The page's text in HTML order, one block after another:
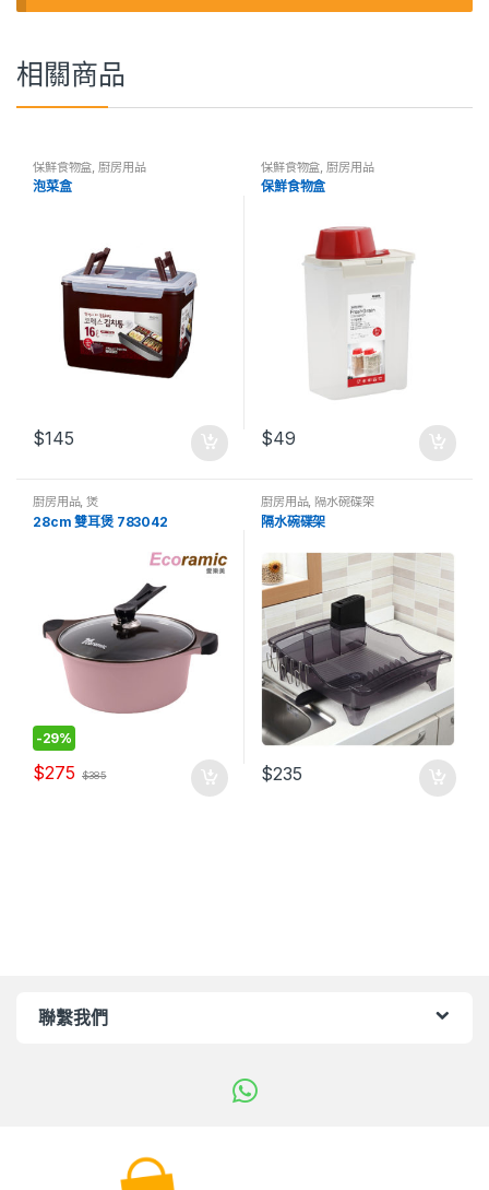
相關商品
保鮮食物盒 廚房用品
泡菜盒
$145
保鮮食物盒 廚房用品
保鮮食物盒
$49
廚房用品,煲
28cm 雙耳煲 783042
-29%
$275 $385
廚房用品, 隔水碗碟架
隔水碗碟架
$235
聯繫我們